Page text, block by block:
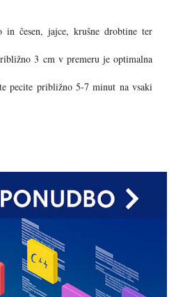
in česen, jajce, krušne drobtine ter
3 cm v premeru je optimalna
pecite približno 5-7 minut na vsaki